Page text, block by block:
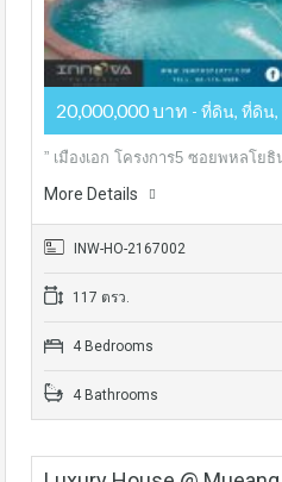
20,000,000 บาท - ที่ดิน, ที่ดิน,
” เมืองเอก โครงการ5 ซอยพหลโยธิ
More Details
INW-HO-2167002
117 ตรว.
4 Bedrooms
4 Bathrooms